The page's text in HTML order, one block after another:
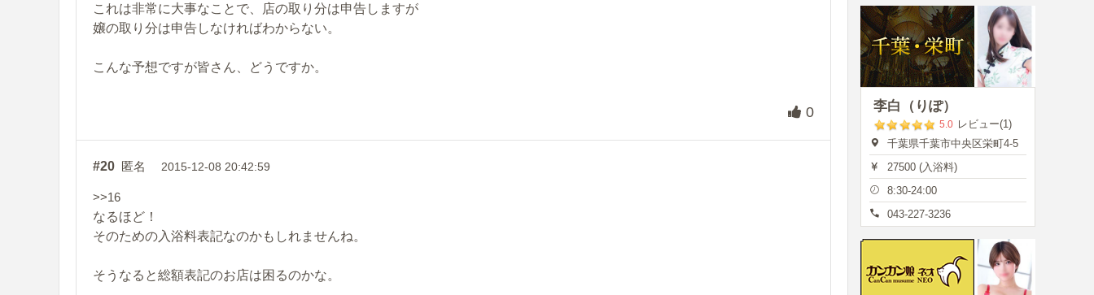
これは非常に大事なことで、店の取り分は申告しますが
嬢の取り分は申告しなければわからない。
こんな予想ですが皆さん、どうですか。
0
#20 匿名 2015-12-08 20:42:59
>>16
なるほど！
そのための入浴料表記なのかもしれませんね。
そうなると総額表記のお店は困るのかな。
李白（りぽ）
5.0 レビュー(1)
千葉県千葉市中央区栄町4-5
27500 (入浴料)
8:30-24:00
043-227-3236